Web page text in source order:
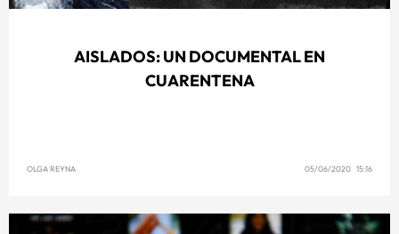
AISLADOS: UN DOCUMENTAL EN
CUARENTENA
OLGA REYNA 05/06/2020 15:16